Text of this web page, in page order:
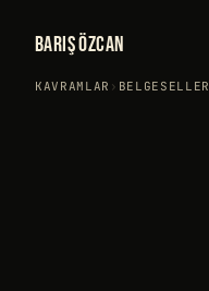
BARIŞ ÖZCAN
KAVRAMLAR › BELGESELLER